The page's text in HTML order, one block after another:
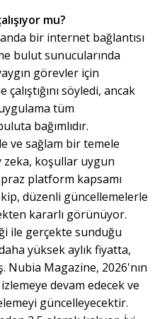
mu?
bir internet bağlantısı
bulut sunucularında
görevler için
söyledi, ancak
tüm
bağımlıdır.
ve sağlam bir temele
zeka, koşullar uygun
platform kapsamı
düzenli güncellemelerle
kararlı görünüyor.
ile gerçekte sunduğu
yüksek aylık fiyatta,
Nubia Magazine, 2026'nın
devam edecek ve
güncelleyecektir.